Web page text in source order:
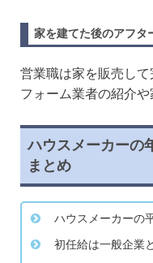
家を建てた後のアフタ
営業職は家を販売し
フォーム業者の紹介や
ハウスメーカーの
まとめ
ハウスメーカーの
初任給は一般企業